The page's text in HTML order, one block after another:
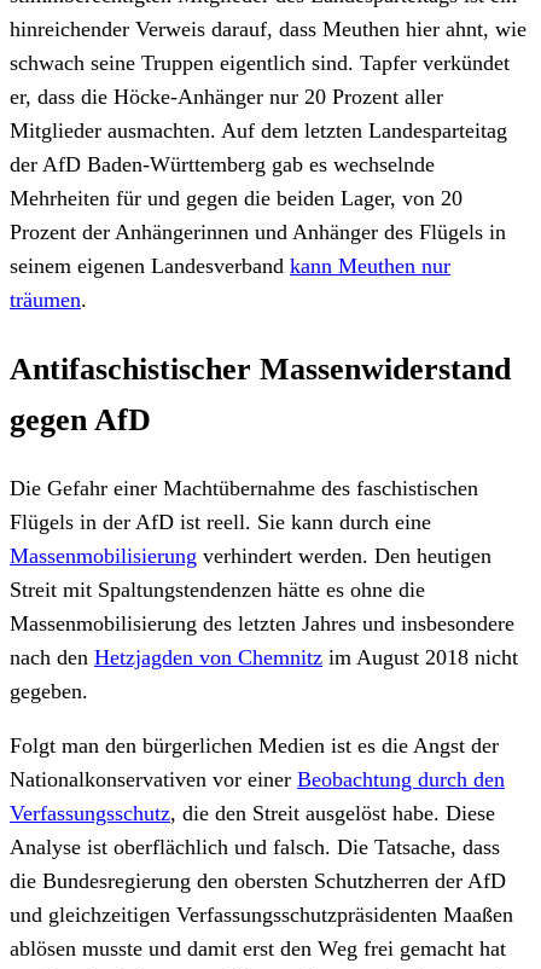
hinreichender Verweis darauf, dass Meuthen hier ahnt, wie
schwach seine Truppen eigentlich sind. Tapfer verkündet
er, dass die Höcke-Anhänger nur 20 Prozent aller
Mitglieder ausmachten. Auf dem letzten Landesparteitag
der AfD Baden-Württemberg gab es wechselnde
Mehrheiten für und gegen die beiden Lager, von 20
Prozent der Anhängerinnen und Anhänger des Flügels in
seinem eigenen Landesverband kann Meuthen nur
träumen.
Antifaschistischer Massenwiderstand
gegen AfD
Die Gefahr einer Machtübernahme des faschistischen
Flügels in der AfD ist reell. Sie kann durch eine
Massenmobilisierung verhindert werden. Den heutigen
Streit mit Spaltungstendenzen hätte es ohne die
Massenmobilisierung des letzten Jahres und insbesondere
nach den Hetzjagden von Chemnitz im August 2018 nicht
gegeben.
Folgt man den bürgerlichen Medien ist es die Angst der
Nationalkonservativen vor einer Beobachtung durch den
Verfassungsschutz, die den Streit ausgelöst habe. Diese
Analyse ist oberflächlich und falsch. Die Tatsache, dass
die Bundesregierung den obersten Schutzherren der AfD
und gleichzeitigen Verfassungsschutzpräsidenten Maaßen
ablösen musste und damit erst den Weg frei gemacht hat